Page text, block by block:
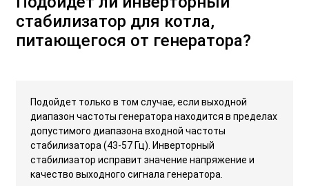
стабилизатор для котла,
питающегося от генератора?
Подойдет только в том случае, если выходной
диапазон частоты генератора находится в пределах
допустимого диапазона входной частоты
стабилизатора (43-57 Гц). Инверторный
стабилизатор исправит значение напряжение и
качество выходного сигнала генератора.